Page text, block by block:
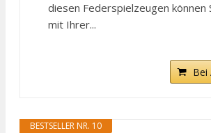
diesen Federspielzeugen können
mit Ihrer...
Bei
BESTSELLER NR. 10